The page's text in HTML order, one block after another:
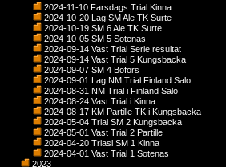
2024-11-10 Farsdags Trial Kinna
2024-10-20 Lag SM Ale TK Surte
2024-10-19 SM 6 Ale TK Surte
2024-10-05 SM 5 Sotenas
2024-09-14 Vast Trial Serie resultat
2024-09-14 Vast Trial 5 Kungsbacka
2024-09-07 SM 4 Bofors
2024-09-01 Lag NM Trial Finland Salo
2024-08-31 NM Trial i Finland Salo
2024-08-24 Vast Trial i Kinna
2024-08-17 KM Partille TK i Kungsbacka
2024-05-04 Trial SM 2 Kungsbacka
2024-05-01 Vast Trial 2 Partille
2024-04-20 Triasl SM 1 Kinna
2024-04-01 Vast Trial 1 Sotenas
2023